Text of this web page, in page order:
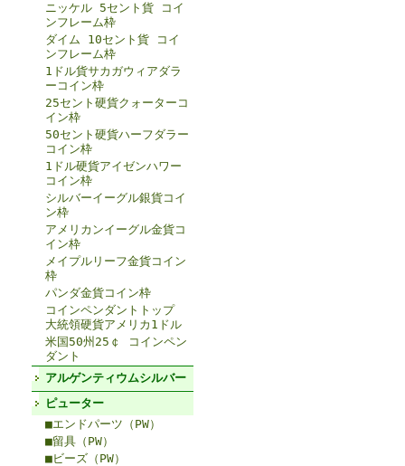
ニッケル 5セント貨 コイ
ンフレーム枠
ダイム 10セント貨 コイ
ンフレーム枠
1ドル貨サカガウィアダラ
ーコイン枠
25セント硬貨クォーターコ
イン枠
50セント硬貨ハーフダラー
コイン枠
1ドル硬貨アイゼンハワー
コイン枠
シルバーイーグル銀貨コイ
ン枠
アメリカンイーグル金貨コ
イン枠
メイプルリーフ金貨コイン
枠
パンダ金貨コイン枠
コインペンダントトップ
大統領硬貨アメリカ1ドル
米国50州25￠ コインペン
ダント
アルゲンティウムシルバー
ピューター
■エンドパーツ（PW）
■留具（PW）
■ビーズ（PW）